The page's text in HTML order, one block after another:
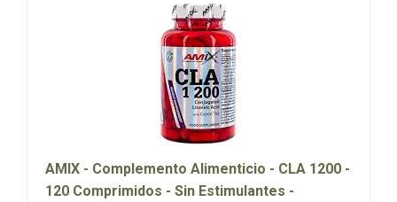
AMIX - Complemento Alimenticio - CLA 1200 -
120 Comprimidos - Sin Estimulantes -